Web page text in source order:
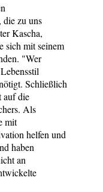
zu uns
Kascha,
sich mit seinem
"Wer
Schließlich
auf die
Als
mit
helfen und
haben
an